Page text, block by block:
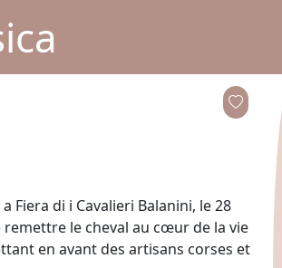
Fiera di i Cavalieri Balanini, le 28
le cheval au cœur de la vie
en avant des artisans corses et